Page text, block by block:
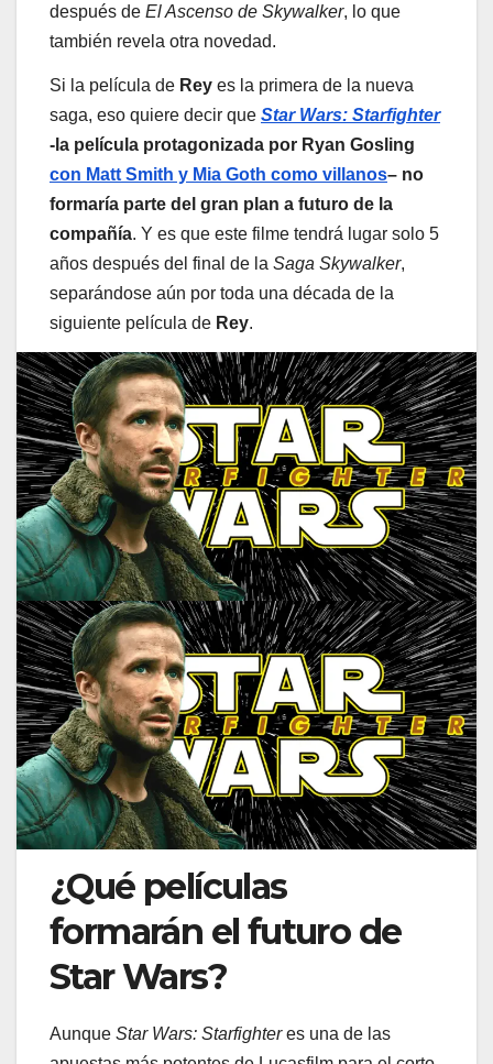
después de El Ascenso de Skywalker, lo que
también revela otra novedad.
Si la película de Rey es la primera de la nueva
saga, eso quiere decir que Star Wars: Starfighter
-la película protagonizada por Ryan Gosling
con Matt Smith y Mia Goth como villanos– no
formaría parte del gran plan a futuro de la
compañía. Y es que este filme tendrá lugar solo 5
años después del final de la Saga Skywalker,
separándose aún por toda una década de la
siguiente película de Rey.
¿Qué películas
formarán el futuro de
Star Wars?
Aunque Star Wars: Starfighteres una de las